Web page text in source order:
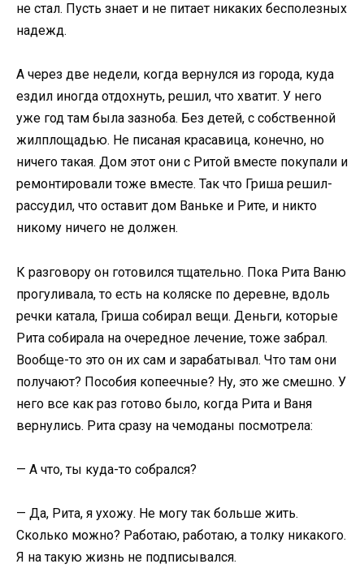
не стал. Пусть знает и не питает никаких бесполезных
надежд.
А через две недели, когда вернулся из города, куда
ездил иногда отдохнуть, решил, что хватит. У него
уже год там была зазноба. Без детей, с собственной
жилплощадью. Не писаная красавица, конечно, но
ничего такая. Дом этот они с Ритой вместе покупали и
ремонтировали тоже вместе. Так что Гриша решил-
рассудил, что оставит дом Ваньке и Рите, и никто
никому ничего не должен.
К разговору он готовился тщательно. Пока Рита Ваню
прогуливала, то есть на коляске по деревне, вдоль
речки катала, Гриша собирал вещи. Деньги, которые
Рита собирала на очередное лечение, тоже забрал.
Вообще-то это он их сам и зарабатывал. Что там они
получают? Пособия копеечные? Ну, это же смешно. У
него все как раз готово было, когда Рита и Ваня
вернулись. Рита сразу на чемоданы посмотрела:
— А что, ты куда-то собрался?
— Да, Рита, я ухожу. Не могу так больше жить.
Сколько можно? Работаю, работаю, а толку никакого.
Я на такую жизнь не подписывался.